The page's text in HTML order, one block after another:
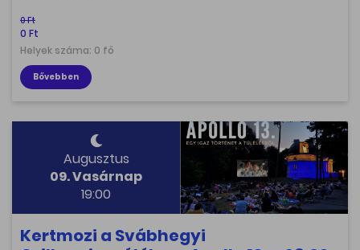
0 Ft
0 Ft
Helyek száma: 0 fő
Bővebben
Augusztus
09. Vasárnap
19:00
Kertmozi a Svábhegyi